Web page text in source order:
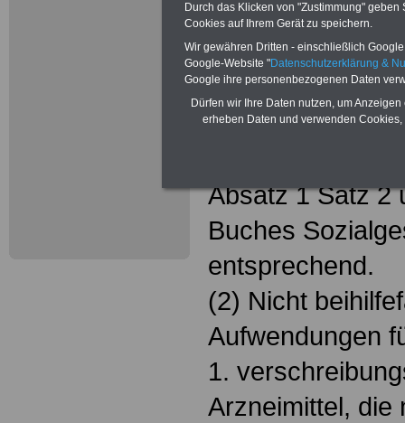
Umfang
bei einer
verbrauchten
Verbandmittel
Absatz 1 Satz 2
Buches
entsprechend.
(2) Nicht
Aufwendungen
1.
Arzneimittel, die
Durch das Klicken von "Zustimmung"
Cookies auf Ihrem Gerät zu speichern.
Wir gewähren Dritten - einschließlich
Google-Website "Datenschutzerklärung &
Google ihre personenbezogenen Daten
Dürfen wir Ihre Daten nutzen, um
erheben Daten und verwenden